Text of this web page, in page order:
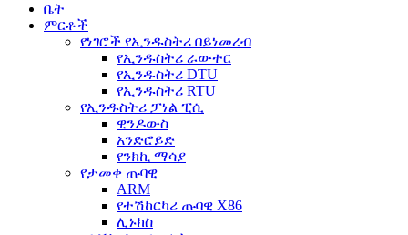
ቤት
ምርቶች
የነገሮች የኢንዱስትሪ በይነመረብ
የኢንዱስትሪ ራውተር
የኢንዱስትሪ DTU
የኢንዱስትሪ RTU
የኢንዱስትሪ ፓነል ፒሲ
ዊንዶውስ
አንድሮይድ
የንክኪ ማሳያ
የታመቀ ጡባዊ
ARM
የተሽከርካሪ ጡባዊ X86
ሊኑክስ